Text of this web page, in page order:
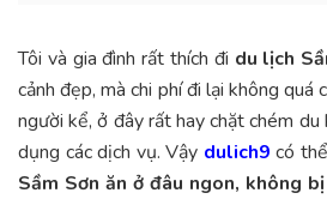
Tôi và gia đình rất thích đi du lịch
cảnh đẹp, mà chi phí đi lại không quá
người kể, ở đây rất hay chặt chém du
dụng các dịch vụ. Vậy dulich9 có
Sầm Sơn ăn ở đâu ngon, không